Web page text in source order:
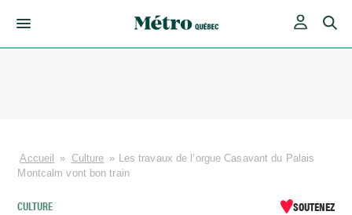
Accueil » Culture » Les travaux de l’orgue Casavant du Palais
Montcalm vont bon train
CULTURE SOUTENEZ